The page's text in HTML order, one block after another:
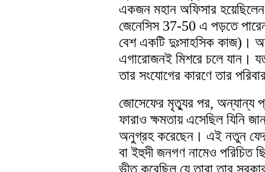
একজন মহান অফিসার
জেনেসিস 37-50 এ পড়তে
বেশ একটি দুঃসাহসিক কাজ)।
এগারোজনই মিশরে চলে যান।
তার সংযোগের কারণে তার
জোসেফের মৃত্যুর পর, অন্যান্য
ফারাও ক্ষমতায় এসেছিল যিনি
অনুগ্রহ করেছেন। এই নতুন
বা ইহুদী জনগণ নামেও পরিচিত
ভীত করেছিল যে তারা তার